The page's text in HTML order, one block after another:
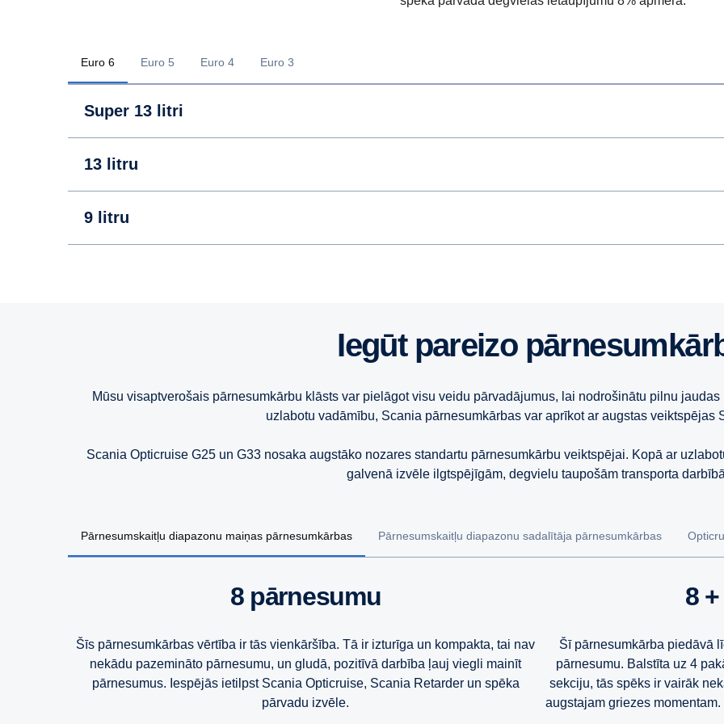
Euro 6 Euro 5 Euro 4 Euro 3
Super 13 litri
13 litru
9 litru
Iegūt pareizo
Mūsu visaptverošais pārnesumkārbu klāsts var pielāgot visu veidu pārvadājumus, lai nodrošinātu pilnu
uzlabotu vadāmību, Scania pārnesumkārbas var aprīkot ar augstas veiktspējas
Scania Opticruise G25 un G33 nosaka augstāko nozares standartu pārnesumkārbu veiktspējai. Kopā ar
galvenā izvēle ilgtspējīgām, degvielu taupošām transporta
Pārnesumskaitļu diapazonu maiņas pārnesumkārbas Pārnesumskaitļu diapazonu sadalītāja pārnesumkārbas
8 pārnesumu
Šīs pārnesumkārbas vērtība ir tās vienkāršība. Tā ir izturīga un kompakta, tai nav
nekādu pazemināto pārnesumu, un gludā, pozitīvā darbība ļauj viegli mainīt
pārnesumus. Iespējās ietilpst Scania Opticruise, Scania Retarder un spēka
pārvadu izvēle.
8
Šī pārnesumkārba piedāvā
pārnesumu. Balstīta uz 4
sekciju, tās spēks ir vairāk
augstajam griezes